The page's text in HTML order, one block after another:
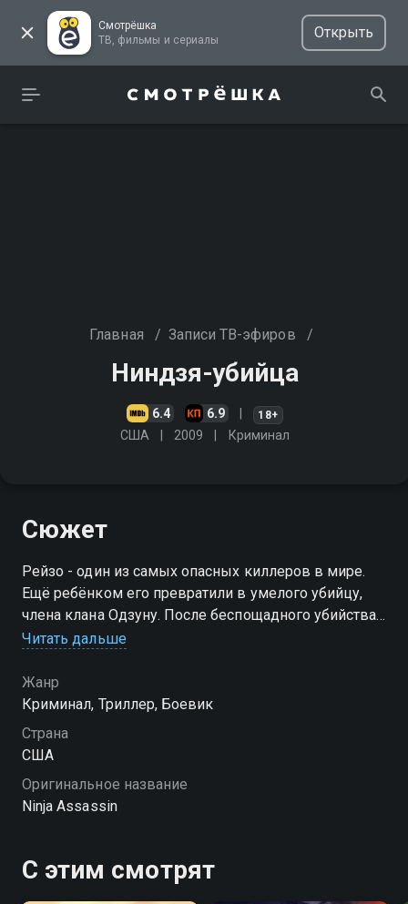
Смотрёшка
ТВ, фильмы и сериалы
Открыть
Главная / Записи ТВ-эфиров /
Ниндзя-убийца
6.4 6.9 18+
США 2009 Криминал
Сюжет
Рейзо - один из самых опасных киллеров в мире.
Ещё ребёнком его превратили в умелого убийцу,
члена клана Одзуну. После беспощадного убийства
кланом его подруги Рейзо уходит от них, чтобы
Читать дальше
Жанр
Криминал, Триллер, Боевик
Страна
США
Оригинальное название
Ninja Assassin
С этим смотрят